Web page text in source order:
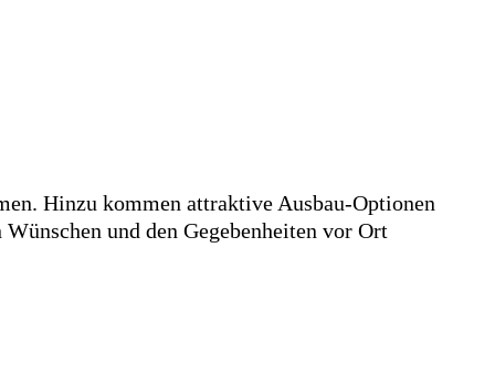
Hinzu kommen attraktive Ausbau-Optionen
und den Gegebenheiten vor Ort